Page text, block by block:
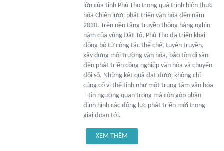
lớn của tỉnh Phú Thọ trong quá trình hiện thực
hóa Chiến lược phát triển văn hóa đến năm
2030. Trên nền tảng truyền thống hàng nghìn
năm của vùng Đất Tổ, Phú Thọ đã triển khai
đồng bộ từ công tác thể chế, tuyên truyền,
xây dựng môi trường văn hóa, bảo tồn di sản
đến phát triển công nghiệp văn hóa và chuyển
đổi số. Những kết quả đạt được không chỉ
củng cố vị thế tỉnh như một trung tâm văn hóa
– tín ngưỡng quan trọng mà còn góp phần
định hình các động lực phát triển mới trong
giai đoạn tới.
XEM THÊM